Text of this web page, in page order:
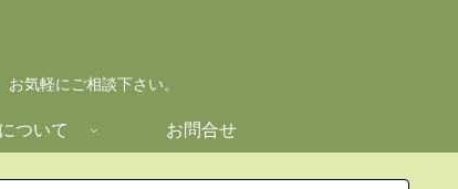
気軽にご相談下さい。
ついて お問合せ